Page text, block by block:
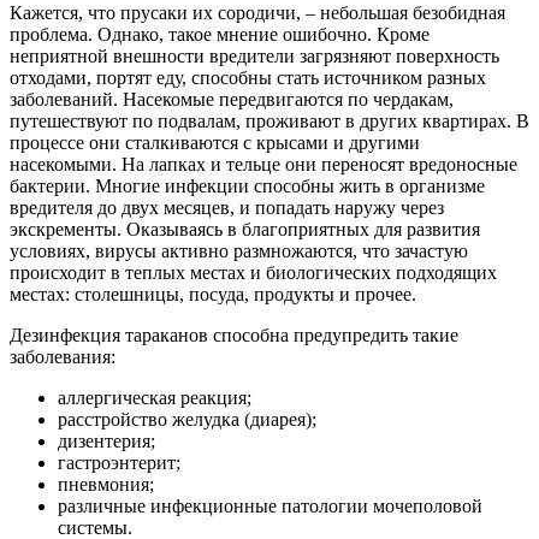
Кажется, что прусаки их сородичи, – небольшая безобидная
проблема. Однако, такое мнение ошибочно. Кроме
неприятной внешности вредители загрязняют поверхность
отходами, портят еду, способны стать источником разных
заболеваний. Насекомые передвигаются по чердакам,
путешествуют по подвалам, проживают в других квартирах. В
процессе они сталкиваются с крысами и другими
насекомыми. На лапках и тельце они переносят вредоносные
бактерии. Многие инфекции способны жить в организме
вредителя до двух месяцев, и попадать наружу через
экскременты. Оказываясь в благоприятных для развития
условиях, вирусы активно размножаются, что зачастую
происходит в теплых местах и биологических подходящих
местах: столешницы, посуда, продукты и прочее.
Дезинфекция тараканов способна предупредить такие
заболевания:
аллергическая реакция;
расстройство желудка (диарея);
дизентерия;
гастроэнтерит;
пневмония;
различные инфекционные патологии мочеполовой
системы.